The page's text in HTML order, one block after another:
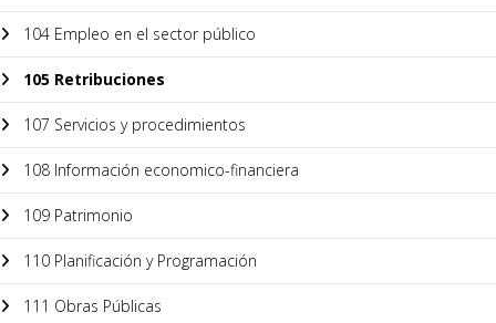
104 Empleo en el sector público
105 Retribuciones
107 Servicios y procedimientos
108 Información economico-financiera
109 Patrimonio
110 Planificación y Programación
111 Obras Públicas